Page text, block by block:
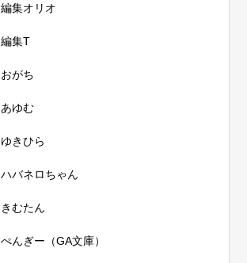
編集オリオ
編集T
おがち
あゆむ
ゆきひら
ハバネロちゃん
きむたん
ぺんぎー（GA文庫）